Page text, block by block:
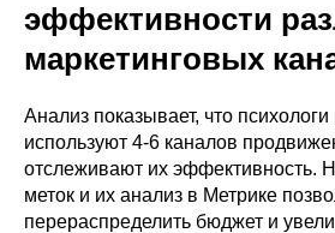
эффективности
маркетинговых
Анализ показывает, что
используют 4-6 каналов
отслеживают их эффективность.
меток и их анализ в Метрике
перераспределить бюджет и